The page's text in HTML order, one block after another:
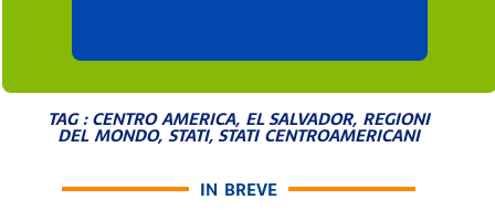
TAG :CENTRO AMERICA, EL SALVADOR, REGIONI
DEL MONDO, STATI,STATI CENTROAMERICANI
IN BREVE